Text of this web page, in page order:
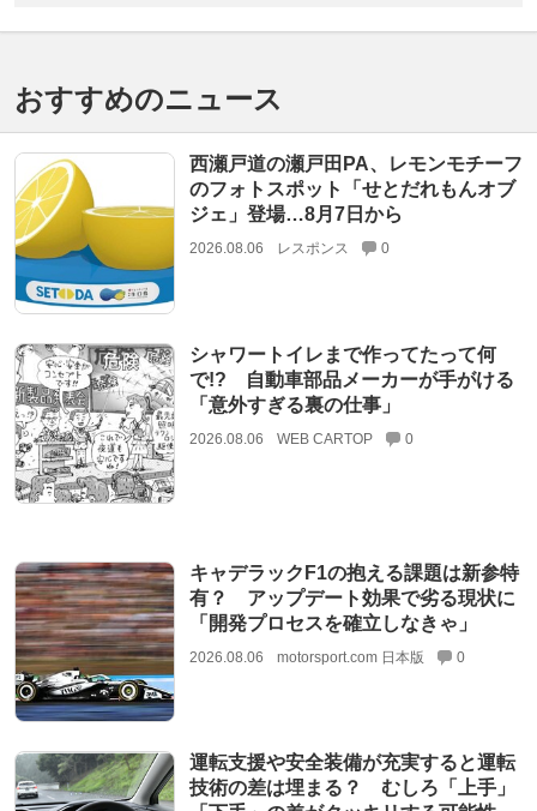
おすすめのニュース
西瀬戸道の瀬戸田PA、レモンモチーフ
のフォトスポット「せとだれもんオブ
ジェ」登場…8月7日から
2026.08.06 レスポンス 0
シャワートイレまで作ってたって何
で!? 自動車部品メーカーが手がける
「意外すぎる裏の仕事」
2026.08.06 WEB CARTOP 0
キャデラックF1の抱える課題は新参特
有？ アップデート効果で劣る現状に
「開発プロセスを確立しなきゃ」
2026.08.06 motorsport.com 日本版 0
運転支援や安全装備が充実すると運転
技術の差は埋まる？ むしろ「上手」